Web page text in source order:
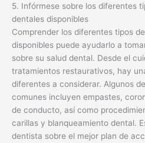
5. Infórmese sobre los diferentes
dentales disponibles
Comprender los diferentes tipos
disponibles puede ayudarlo a
sobre su salud dental. Desde el
tratamientos restaurativos, hay
diferentes a considerar. Algunos
comunes incluyen empastes,
de conducto, así como
carillas y blanqueamiento dental.
dentista sobre el mejor plan de